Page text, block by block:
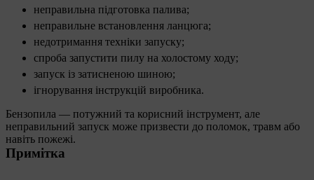
неправильна підготовка палива;
неправильне встановлення ланцюга;
недотримання техніки запуску;
спроба запустити пилу на холостому ходу;
запуск із затисненою шиною;
ігнорування інструкцій виробника.
Бензопила — потужний та корисний інструмент, але
неправильний запуск може призвести до поломок, травм або
навіть пожежі.
Примітка